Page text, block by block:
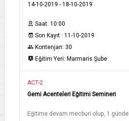
14-10-2019 - 18-10-2019
Saat: 10:00
Son Kayıt : 11-10-2019
Kontenjan: 30
Eğitim Yeri: Marmaris Şube
ACT-2
Gemi Acenteleri Eğitimi Semineri
Eğitime devam mecburi olup, 1